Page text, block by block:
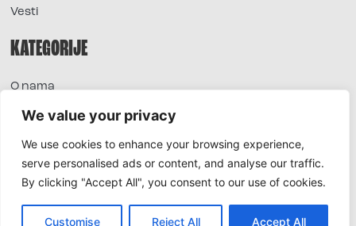
We value your privacy
We use cookies to enhance your browsing experience,
serve personalised ads or content, and analyse our traffic.
By clicking "Accept All", you consent to our use of cookies.
Customise Reject All Accept All
Vesti
KATEGORIJE
O nama
Extra
Foto
Moda
TV
Horoskop